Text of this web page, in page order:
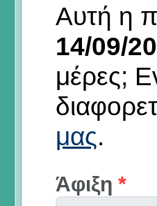
Αυτή η
14/09/
μέρες;
μας.
Άφιξη *